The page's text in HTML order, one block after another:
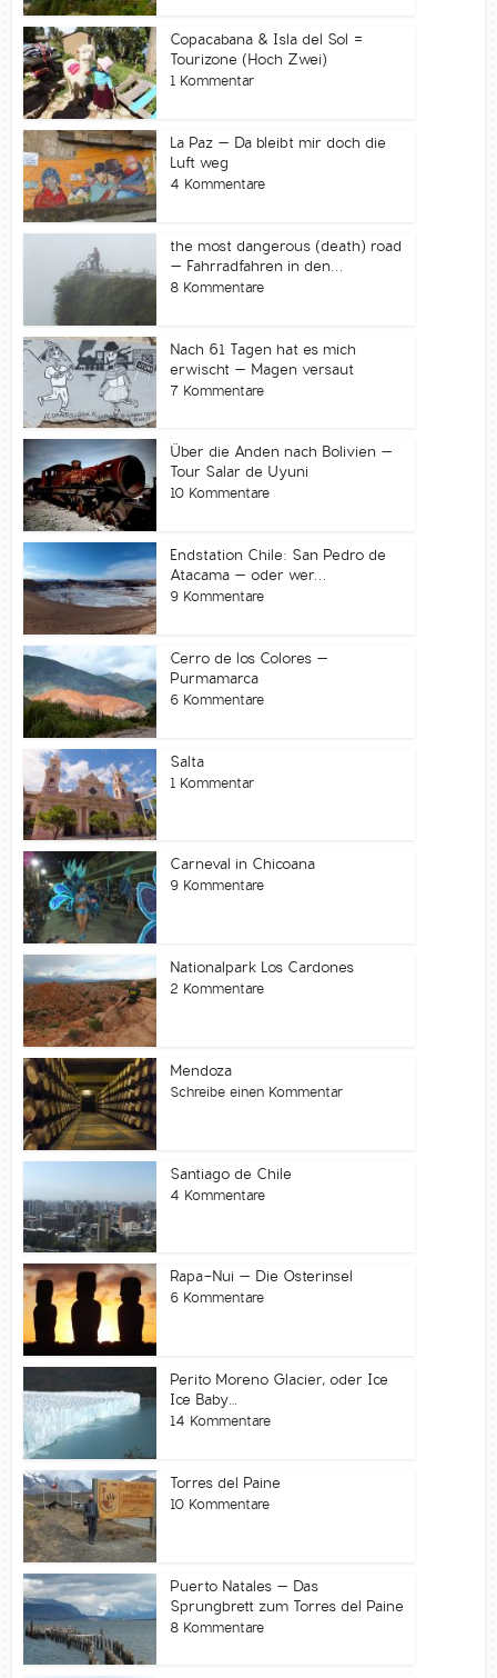
Copacabana & Isla del Sol =
Tourizone (Hoch Zwei)
1 Kommentar
La Paz – Da bleibt mir doch die
Luft weg
4 Kommentare
the most dangerous (death) road
– Fahrradfahren in den...
8 Kommentare
Nach 61 Tagen hat es mich
erwischt – Magen versaut
7 Kommentare
Über die Anden nach Bolivien –
Tour Salar de Uyuni
10 Kommentare
Endstation Chile: San Pedro de
Atacama – oder wer...
9 Kommentare
Cerro de los Colores –
Purmamarca
6 Kommentare
Salta
1 Kommentar
Carneval in Chicoana
9 Kommentare
Nationalpark Los Cardones
2 Kommentare
Mendoza
Schreibe einen Kommentar
Santiago de Chile
4 Kommentare
Rapa-Nui – Die Osterinsel
6 Kommentare
Perito Moreno Glacier, oder Ice
Ice Baby…
14 Kommentare
Torres del Paine
10 Kommentare
Puerto Natales – Das
Sprungbrett zum Torres del Paine
8 Kommentare